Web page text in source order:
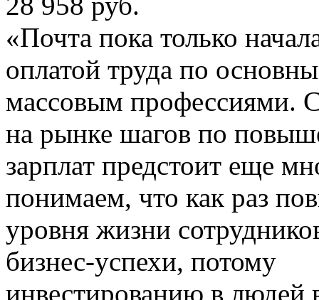
«Почта пока только
оплатой труда по
массовым профессиями.
на рынке шагов по
зарплат предстоит еще
понимаем, что как раз
уровня жизни
бизнес-успехи, потому
инвестированию в людей